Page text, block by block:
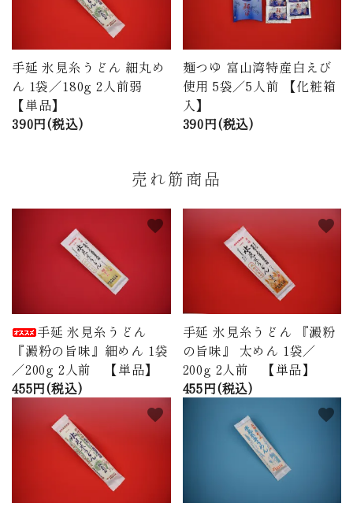
手延 氷見糸うどん 細丸め
ん 1袋／180g 2人前弱
【単品】
390円(税込)
麺つゆ 富山湾特産白えび
使用 5袋／5人前 【化粧箱
入】
390円(税込)
売れ筋商品
手延 氷見糸うどん
『澱粉の旨味』細めん 1袋
／200g 2人前 【単品】
455円(税込)
favorite
手延 氷見糸うどん 『澱粉
の旨味』 太めん 1袋／
200g 2人前 【単品】
455円(税込)
favorite
favorite favorite